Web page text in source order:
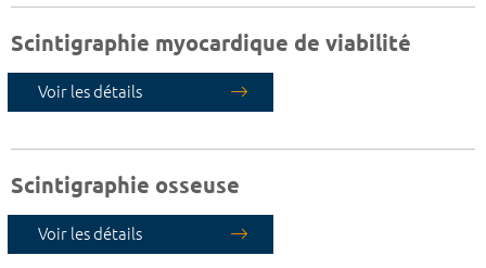
Scintigraphie myocardique de viabilité
Voir les détails
Scintigraphie osseuse
Voir les détails